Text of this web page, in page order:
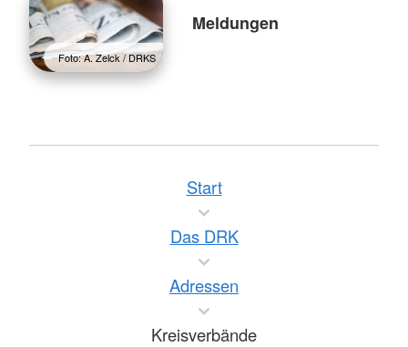
Foto: A. Zelck / DRKS
Meldungen
Start
Das DRK
Adressen
Kreisverbände